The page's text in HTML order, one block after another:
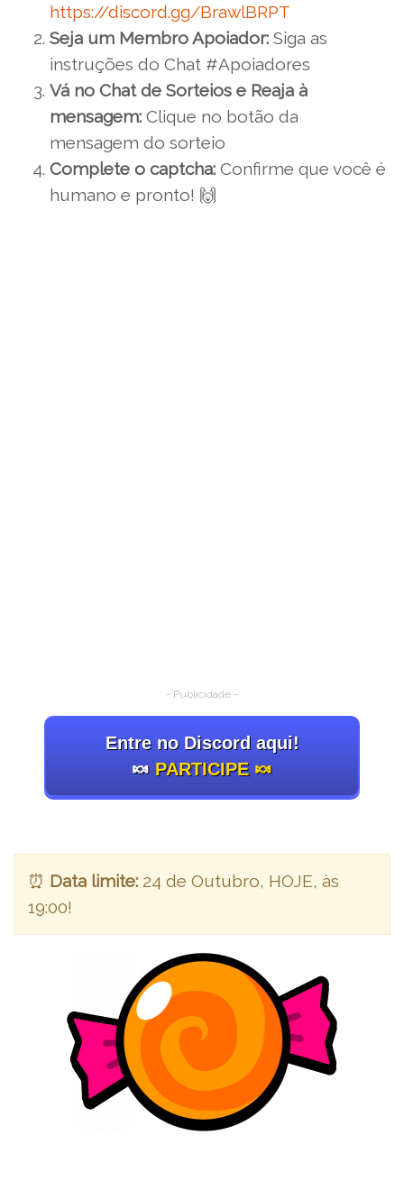
https://discord.gg/BrawlBRPT
Seja um Membro Apoiador: Siga as
instruções do Chat #Apoiadores
Vá no Chat de Sorteios e Reaja à
mensagem: Clique no botão da
mensagem do sorteio
Complete o captcha: Confirme que você é
humano e pronto! 🙌
- Publicidade -
Entre no Discord aqui!
🍬 PARTICIPE 🍬
⏰ Data limite: 24 de Outubro, HOJE, às
19:00!